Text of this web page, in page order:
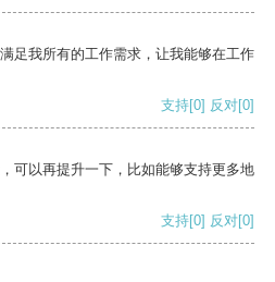
足我所有的工作需求，让我能够在工作
支持[0] 反对[0]
可以再提升一下，比如能够支持更多地
支持[0] 反对[0]